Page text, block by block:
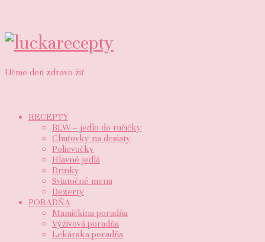
luckarecepty
Učme deti zdravo žiť
RECEPTY
BLW – jedlo do ručičky
Chuťovky na desiaty
Polievočky
Hlavné jedlá
Drinky
Sviatočné menu
Dezerty
PORADŇA
Mamičkina poradňa
Výživová poradňa
Lekárska poradňa